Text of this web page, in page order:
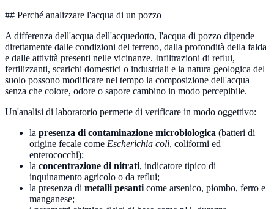
## Perché analizzare l'acqua di un pozzo
A differenza dell'acqua dell'acquedotto, l'acqua di pozzo dipende
direttamente dalle condizioni del terreno, dalla profondità della falda
e dalle attività presenti nelle vicinanze. Infiltrazioni di reflui,
fertilizzanti, scarichi domestici o industriali e la natura geologica del
suolo possono modificare nel tempo la composizione dell'acqua
senza che colore, odore o sapore cambino in modo percepibile.
Un'analisi di laboratorio permette di verificare in modo oggettivo:
la presenza di contaminazione microbiologica (batteri di
origine fecale come Escherichia coli, coliformi ed
enterococchi);
la concentrazione di nitrati, indicatore tipico di
inquinamento agricolo o da reflui;
la presenza di metalli pesanti come arsenico, piombo, ferro e
manganese;